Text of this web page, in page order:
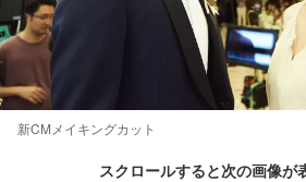
新CMメイキングカット
スクロールすると次の画像が